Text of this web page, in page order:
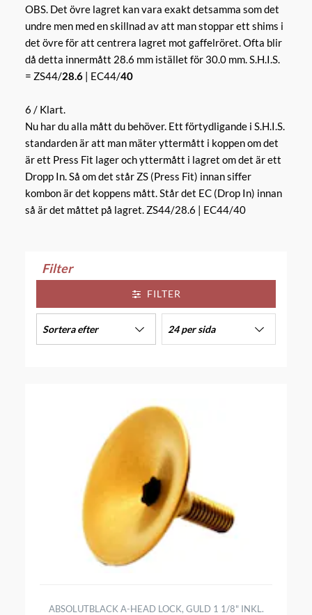
OBS. Det övre lagret kan vara exakt detsamma som det
undre men med en skillnad av att man stoppar ett shims i
det övre för att centrera lagret mot gaffelröret. Ofta blir
då detta innermått 28.6 mm istället för 30.0 mm. S.H.I.S.
= ZS44/28.6 | EC44/40
6 / Klart.
Nu har du alla mått du behöver. Ett förtydligande i S.H.I.S.
standarden är att man mäter yttermått i koppen om det
är ett Press Fit lager och yttermått i lagret om det är ett
Dropp In. Så om det står ZS (Press Fit) innan siffer
kombon är det koppens mått. Står det EC (Drop In) innan
så är det måttet på lagret. ZS44/28.6 | EC44/40
Filter
FILTER
Sortera efter 24 per sida
ABSOLUTBLACK A-HEAD LOCK, GULD 1 1/8" INKL.